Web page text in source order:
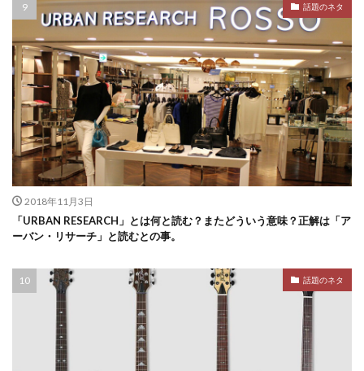
話題のネタ
2018年11月3日
「URBAN RESEARCH」とは何と読む？またどういう意味？正解は「ア
ーバン・リサーチ」と読むとの事。
話題のネタ